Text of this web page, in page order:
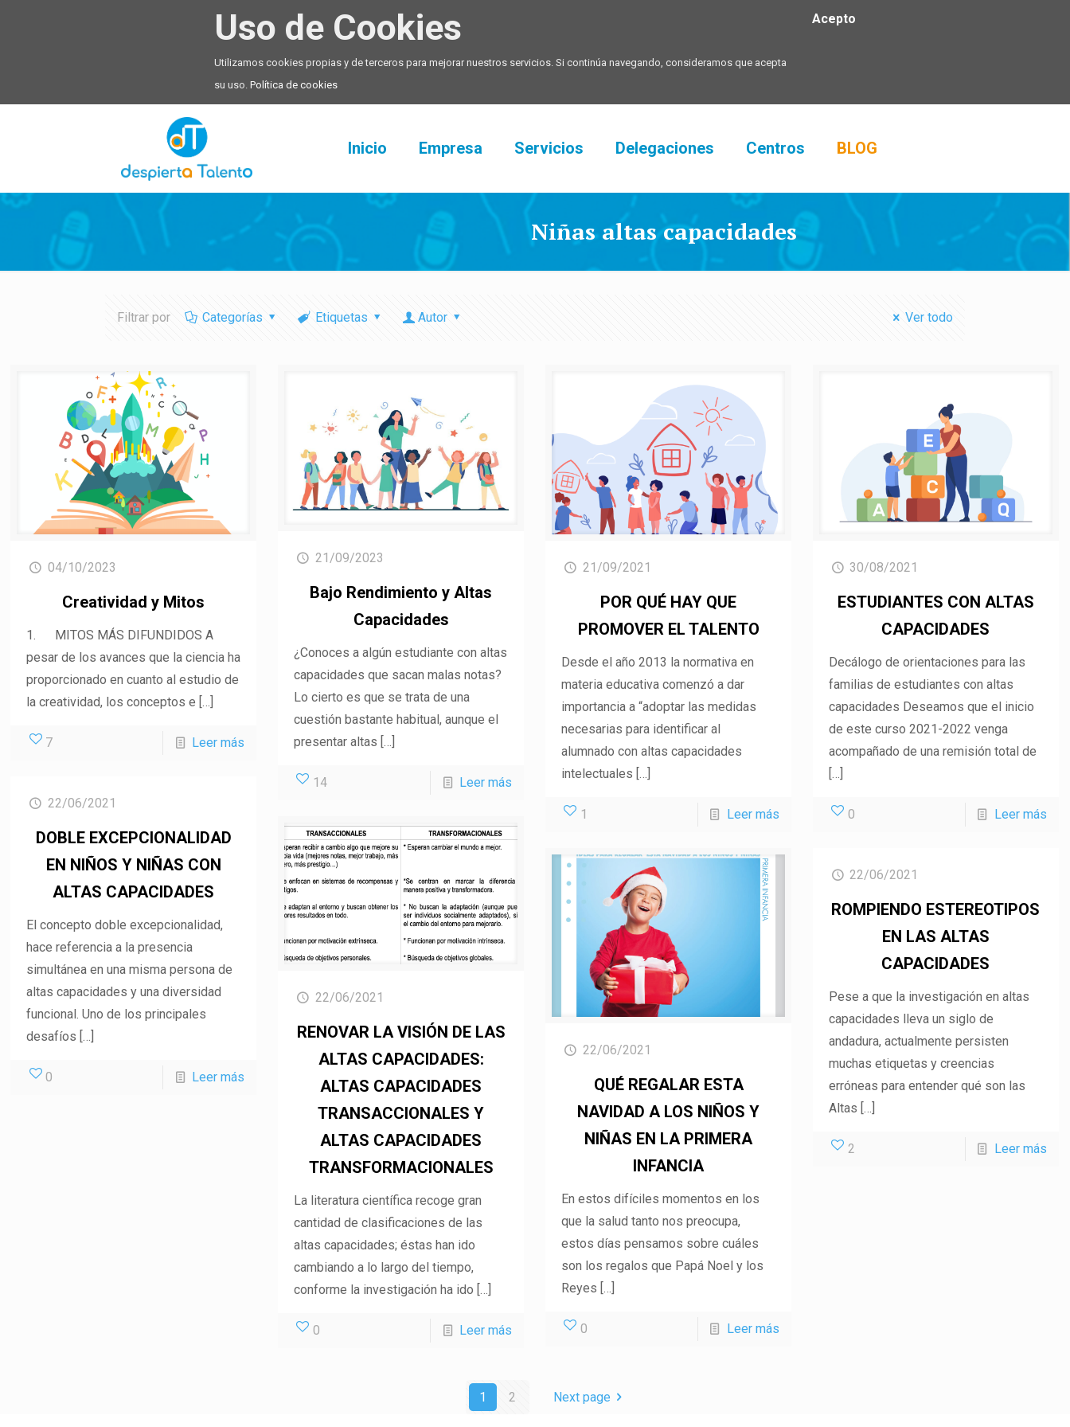
Uso de Cookies
Utilizamos cookies propias y de terceros para mejorar nuestros servicios. Si continúa navegando, consideramos que acepta
su uso. Política de cookies
Acepto
Inicio Empresa Servicios Delegaciones Centros BLOG
Niñas altas capacidades
Filtrar por Categorías Etiquetas Autor Ver todo
04/10/2023
Creatividad y Mitos
1. MITOS MÁS DIFUNDIDOS A
pesar de los avances que la ciencia ha
proporcionado en cuanto al estudio de
la creatividad, los conceptos e […]
7 Leer más
21/09/2023
Bajo Rendimiento y Altas
Capacidades
¿Conoces a algún estudiante con altas
capacidades que sacan malas notas?
Lo cierto es que se trata de una
cuestión bastante habitual, aunque el
presentar altas […]
14 Leer más
21/09/2021
POR QUÉ HAY QUE
PROMOVER EL TALENTO
Desde el año 2013 la normativa en
materia educativa comenzó a dar
importancia a “adoptar las medidas
necesarias para identificar al
alumnado con altas capacidades
intelectuales […]
1 Leer más
30/08/2021
ESTUDIANTES CON ALTAS
CAPACIDADES
Decálogo de orientaciones para las
familias de estudiantes con altas
capacidades Deseamos que el inicio
de este curso 2021-2022 venga
acompañado de una remisión total de
[…]
0 Leer más
22/06/2021
DOBLE EXCEPCIONALIDAD
EN NIÑOS Y NIÑAS CON
ALTAS CAPACIDADES
El concepto doble excepcionalidad,
hace referencia a la presencia
simultánea en una misma persona de
altas capacidades y una diversidad
funcional. Uno de los principales
desafíos […]
0 Leer más
22/06/2021
RENOVAR LA VISIÓN DE LAS
ALTAS CAPACIDADES:
ALTAS CAPACIDADES
TRANSACCIONALES Y
ALTAS CAPACIDADES
TRANSFORMACIONALES
La literatura científica recoge gran
cantidad de clasificaciones de las
altas capacidades; éstas han ido
cambiando a lo largo del tiempo,
conforme la investigación ha ido […]
0 Leer más
22/06/2021
QUÉ REGALAR ESTA
NAVIDAD A LOS NIÑOS Y
NIÑAS EN LA PRIMERA
INFANCIA
En estos difíciles momentos en los
que la salud tanto nos preocupa,
estos días pensamos sobre cuáles
son los regalos que Papá Noel y los
Reyes […]
0 Leer más
22/06/2021
ROMPIENDO ESTEREOTIPOS
EN LAS ALTAS
CAPACIDADES
Pese a que la investigación en altas
capacidades lleva un siglo de
andadura, actualmente persisten
muchas etiquetas y creencias
erróneas para entender qué son las
Altas […]
2 Leer más
1 2 Next page